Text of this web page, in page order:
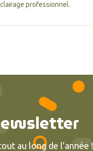
professionnel.
au long de l’année !